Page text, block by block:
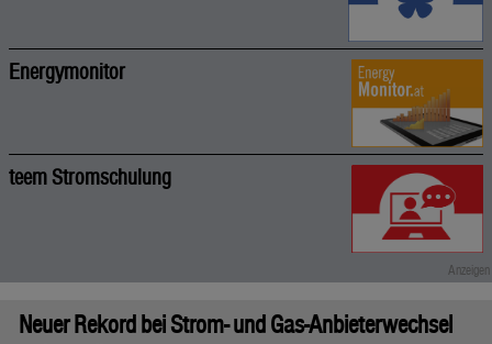
Energymonitor
teem Stromschulung
Neuer Rekord bei Strom- und Gas-Anbieterwechsel